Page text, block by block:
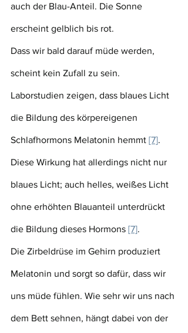
auch der Blau-Anteil. Die Sonne
erscheint gelblich bis rot.
Dass wir bald darauf müde werden,
scheint kein Zufall zu sein.
Laborstudien zeigen, dass blaues Licht
die Bildung des körpereigenen
Schlafhormons Melatonin hemmt [7].
Diese Wirkung hat allerdings nicht nur
blaues Licht; auch helles, weißes Licht
ohne erhöhten Blauanteil unterdrückt
die Bildung dieses Hormons [7].
Die Zirbeldrüse im Gehirn produziert
Melatonin und sorgt so dafür, dass wir
uns müde fühlen. Wie sehr wir uns nach
dem Bett sehnen, hängt dabei von der